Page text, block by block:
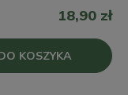
18,90 zł
KOSZYKA